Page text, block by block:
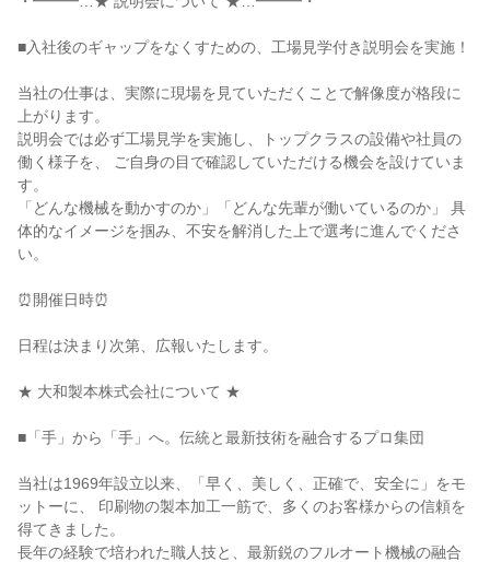
■入社後のギャップをなくすための、工場見学付き説明会を実施！
当社の仕事は、実際に現場を見ていただくことで解像度が格段に
上がります。
説明会では必ず工場見学を実施し、トップクラスの設備や社員の
働く様子を、 ご自身の目で確認していただける機会を設けていま
す。
「どんな機械を動かすのか」「どんな先輩が働いているのか」 具
体的なイメージを掴み、不安を解消した上で選考に進んでくださ
い。
⏰開催日時⏰
日程は決まり次第、広報いたします。
★ 大和製本株式会社について ★
■「手」から「手」へ。伝統と最新技術を融合するプロ集団
当社は1969年設立以来、「早く、美しく、正確で、安全に」をモ
ットーに、 印刷物の製本加工一筋で、多くのお客様からの信頼を
得てきました。
長年の経験で培われた職人技と、最新鋭のフルオート機械の融合